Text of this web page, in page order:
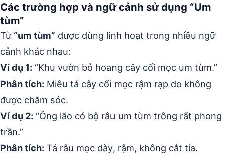
Các trường hợp và ngữ cảnh sử dụng “Um
tùm”
Từ “um tùm” được dùng linh hoạt trong nhiều ngữ
cảnh khác nhau:
Ví dụ 1: “Khu vườn bỏ hoang cây cối mọc um tùm.”
Phân tích: Miêu tả cây cối mọc rậm rạp do không
được chăm sóc.
Ví dụ 2: “Ông lão có bộ râu um tùm trông rất phong
trần.”
Phân tích: Tả râu mọc dày, rậm, không cắt tỉa.